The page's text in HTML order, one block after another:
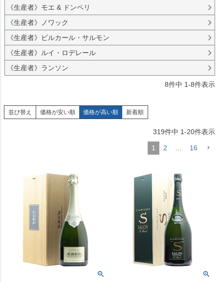
《生産者》モエ & ドンペリ
《生産者》ノワック
《生産者》ビルカール・サルモン
《生産者》ルイ・ロデレール
《生産者》ランソン
8件中 1-8件表示
並び替え 価格が安い順 価格が高い順 新着順
319件中 1-20件表示
1 2 16